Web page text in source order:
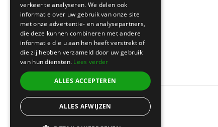
Verzenden & retourneren
Klantenservice
Sitemap
© 2026 -Boeklin
verkeer te analyseren. We delen ook
informatie over uw gebruik van onze site
met onze advertentie- en analysepartners,
die deze kunnen combineren met andere
informatie die u aan hen heeft verstrekt of
die zij hebben verzameld door uw gebruik
van hun diensten. Lees verder
ALLES ACCEPTEREN
ALLES AFWIJZEN